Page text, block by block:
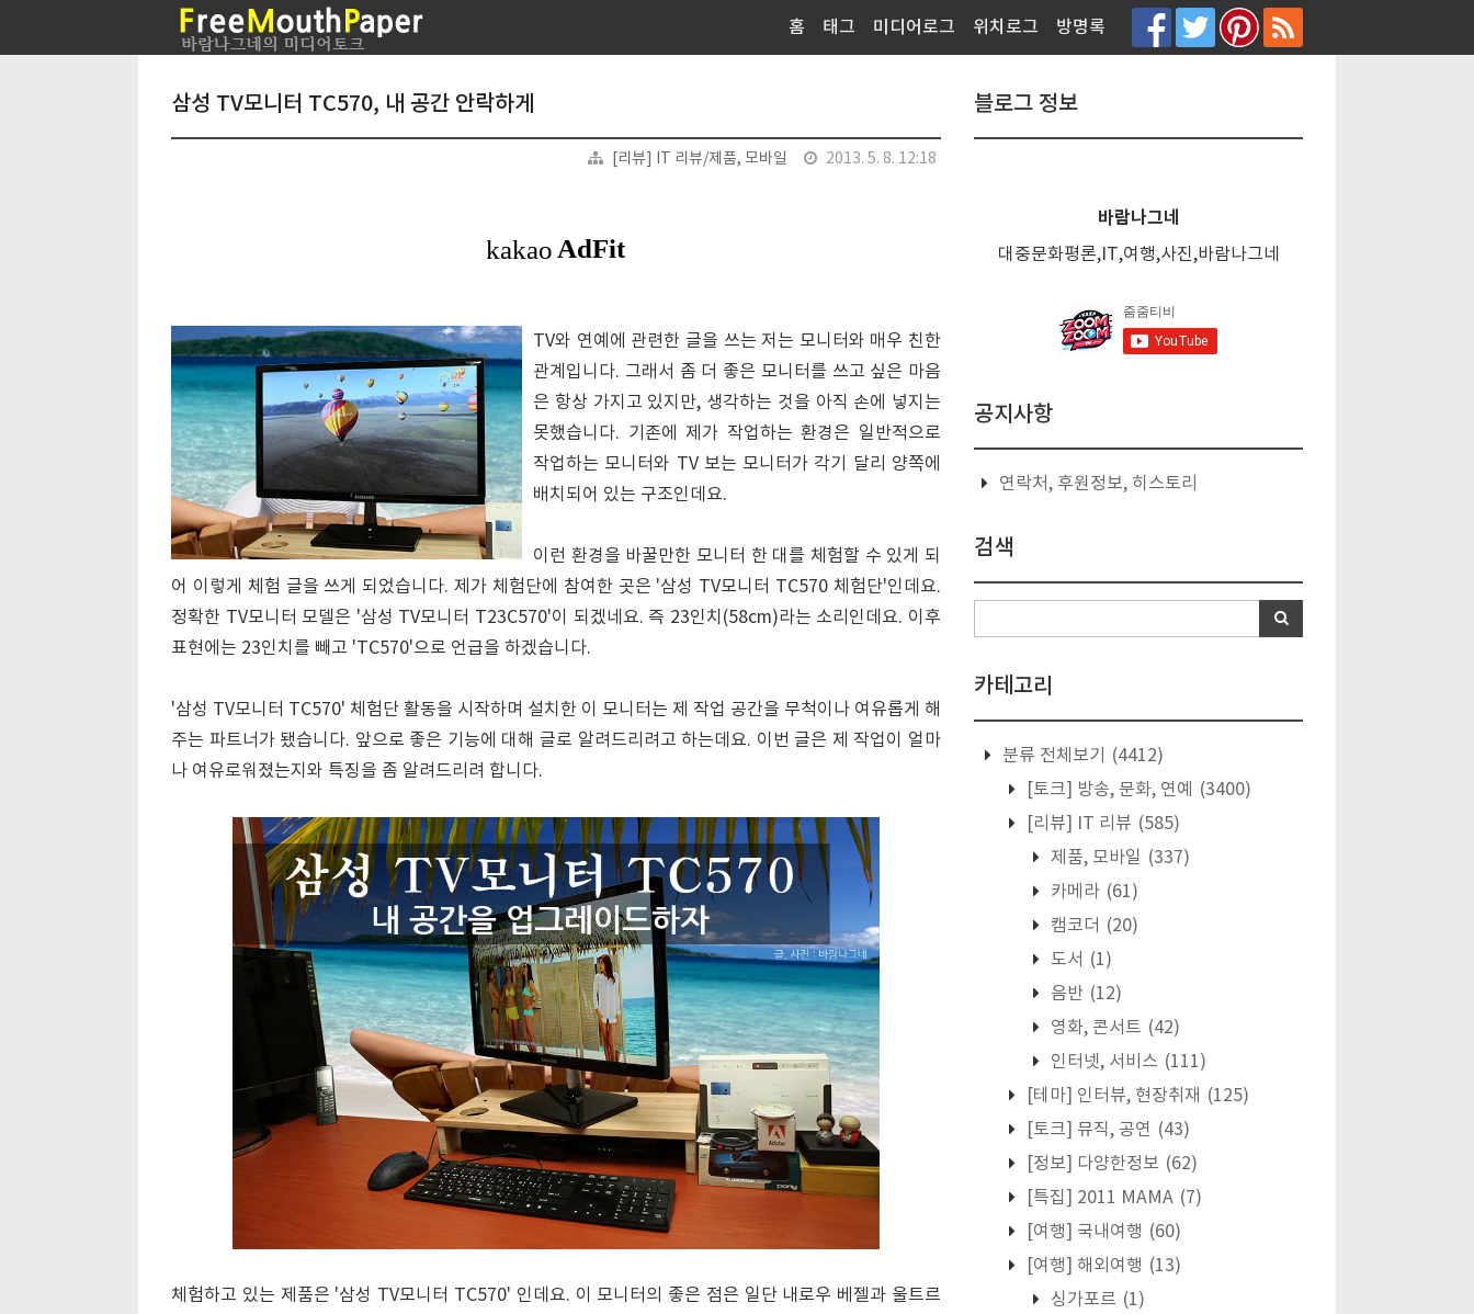
홈 태그 미디어로그 위치로그 방명록
삼성 TV모니터 TC570, 내 공간 안락하게
[리뷰] IT 리뷰/제품, 모바일 2013. 5. 8. 12:18
TV와 연예에 관련한 글을 쓰는 저는 모니터와 매우 친한
관계입니다. 그래서 좀 더 좋은 모니터를 쓰고 싶은 마음
은 항상 가지고 있지만, 생각하는 것을 아직 손에 넣지는
못했습니다. 기존에 제가 작업하는 환경은 일반적으로
작업하는 모니터와 TV 보는 모니터가 각기 달리 양쪽에
배치되어 있는 구조인데요.
이런 환경을 바꿀만한 모니터 한 대를 체험할 수 있게 되
어 이렇게 체험 글을 쓰게 되었습니다. 제가 체험단에 참여한 곳은 '삼성 TV모니터 TC570 체험단'인데요.
정확한 TV모니터 모델은 '삼성 TV모니터 T23C570'이 되겠네요. 즉 23인치(58cm)라는 소리인데요. 이후
표현에는 23인치를 빼고 'TC570'으로 언급을 하겠습니다.
'삼성 TV모니터 TC570' 체험단 활동을 시작하며 설치한 이 모니터는 제 작업 공간을 무척이나 여유롭게 해
주는 파트너가 됐습니다. 앞으로 좋은 기능에 대해 글로 알려드리려고 하는데요. 이번 글은 제 작업이 얼마
나 여유로워졌는지와 특징을 좀 알려드리려 합니다.
체험하고 있는 제품은 '삼성 TV모니터 TC570' 인데요. 이 모니터의 좋은 점은 일단 내로우 베젤과 울트르
블로그 정보
바람나그네
대중문화평론,IT,여행,사진,바람나그네
공지사항
연락처, 후원정보, 히스토리
검색
카테고리
분류 전체보기
(4412)
[토크] 방송, 문화, 연예
(3400)
[리뷰] IT 리뷰 (585)
제품, 모바일 (337)
카메라 (61)
캠코더 (20)
도서 (1)
음반 (12)
영화, 콘서트 (42)
인터넷, 서비스 (111)
[테마] 인터뷰, 현장취재 (125)
[토크] 뮤직, 공연 (43)
[정보] 다양한정보 (62)
[특집] 2011 MAMA (7)
[여행] 국내여행 (60)
[여행] 해외여행 (13)
싱가포르 (1)